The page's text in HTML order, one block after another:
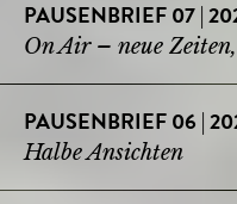
PAUSENBRIEF 07 |
On Air – neue
PAUSENBRIEF 06 |
Halbe Ansichten